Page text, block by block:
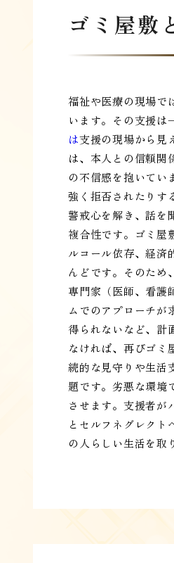
ゴミ屋敷
福祉や医療の現場で
います。その支援は
は支援の現場から見
は、本人との信頼関
の不信感を抱いてい
強く拒否されたりす
警戒心を解き、話を
複合性です。ゴミ屋
ルコール依存、経済
んどです。そのため
専門家（医師、看護
ムでのアプローチが
得られないなど、計
なければ、再びゴミ
続的な見守りや生活
題です。劣悪な環境
させます。支援者が
とセルフネグレクト
の人らしい生活を取